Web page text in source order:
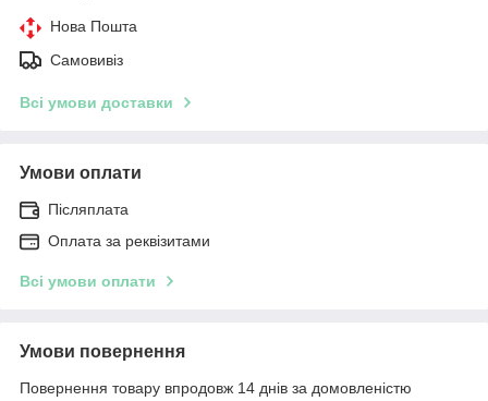
Нова Пошта
Самовивіз
Всі умови доставки
Умови оплати
Післяплата
Оплата за реквізитами
Всі умови оплати
Умови повернення
Повернення товару впродовж 14 днів за домовленістю